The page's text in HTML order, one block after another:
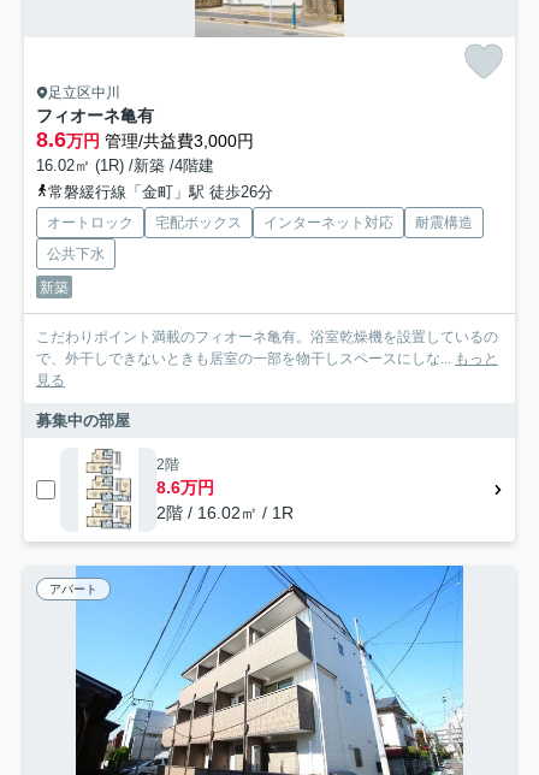
足立区中川
フィオーネ亀有
8.6万円 管理/共益費3,000円
16.02㎡ (1R) /新築 /4階建
常磐緩行線「金町」駅 徒歩26分
オートロック 宅配ボックス インターネット対応
耐震構造
公共下水
新築
こだわりポイント満載のフィオーネ亀有。浴室乾燥機を設置しているの
で、外干しできないときも居室の一部を物干しスペースにしな... もっと
見る
募集中の部屋
2階
8.6万円
2階 / 16.02㎡ / 1R
アパート